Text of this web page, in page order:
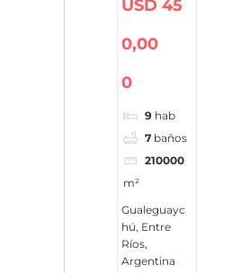
hectáre
USD 45
0,00
0
9 hab
7 baños
210000
m²
Gualeguayc
hú, Entre
Ríos,
Argentina